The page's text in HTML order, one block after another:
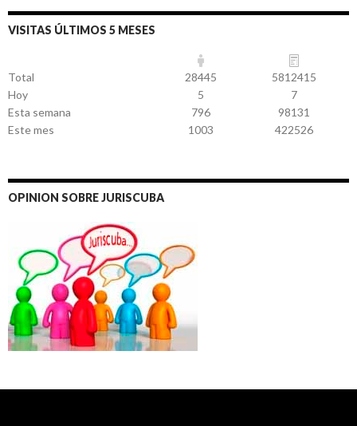
VISITAS ÚLTIMOS 5 MESES
Total 28445
5812415
Hoy
5
7
Esta semana
796
98131
Este mes
1003 422526
OPINION SOBRE JURISCUBA